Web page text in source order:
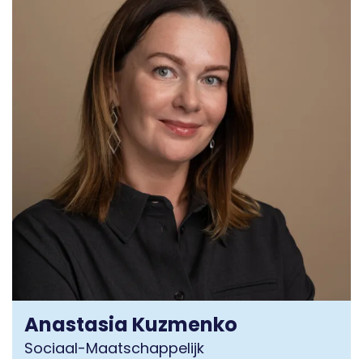
Anastasia Kuzmenko
Sociaal-Maatschappelijk